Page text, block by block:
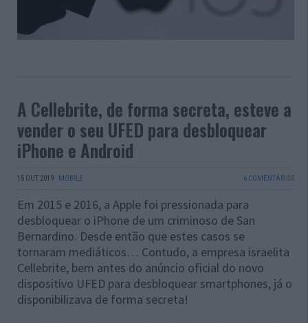
A Cellebrite, de forma secreta, esteve a
vender o seu UFED para desbloquear
iPhone e Android
15 OUT 2019 · MOBILE 6 COMENTÁRIOS
Em 2015 e 2016, a Apple foi pressionada para
desbloquear o iPhone de um criminoso de San
Bernardino. Desde então que estes casos se
tornaram mediáticos… Contudo, a empresa israelita
Cellebrite, bem antes do anúncio oficial do novo
dispositivo UFED para desbloquear smartphones, já o
disponibilizava de forma secreta!